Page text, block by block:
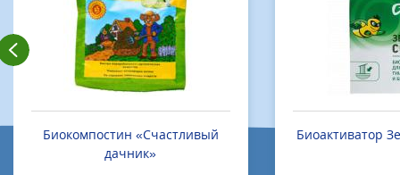
Биокомпостин «Счастливый
дачник»
Биоактиватор